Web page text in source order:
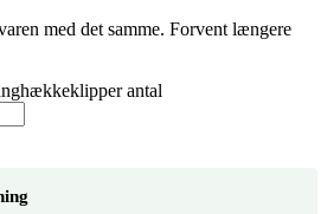
med det samme. Forvent længere
antal